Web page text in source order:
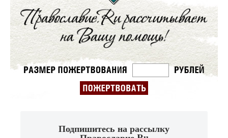
Подпишитесь на рассылку